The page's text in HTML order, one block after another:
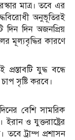
মাত্র। তবে এর
অনুভূতিরই
দিন অজনপ্রিয়
মূল্যবৃদ্ধির কারণে
যুদ্ধ বন্ধে
সৃষ্টি করবে।
বেশি সামরিক
ও যুক্তরাষ্ট্রের
ট্রাম্প প্রশাসন